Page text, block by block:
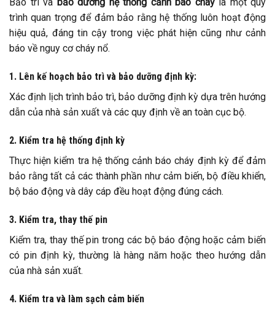
Bảo trì và bảo dưỡng hệ thống cảnh báo cháylà một quy
trình quan trọng để đảm bảo rằng hệ thống luôn hoạt động
hiệu quả, đáng tin cậy trong việc phát hiện cũng như cảnh
báo về nguy cơ cháy nổ.
1. Lên kế hoạch bảo trì và bảo dưỡng định kỳ:
Xác định lịch trình bảo trì, bảo dưỡng định kỳ dựa trên hướng
dẫn của nhà sản xuất và các quy định về an toàn cục bộ.
2. Kiểm tra hệ thống định kỳ
Thực hiện kiểm tra hệ thống cảnh báo cháy định kỳ để đảm
bảo rằng tất cả các thành phần như cảm biến, bộ điều khiển,
bộ báo động và dây cáp đều hoạt động đúng cách.
3. Kiểm tra, thay thế pin
Kiểm tra, thay thế pin trong các bộ báo động hoặc cảm biến
có pin định kỳ, thường là hàng năm hoặc theo hướng dẫn
của nhà sản xuất.
4. Kiểm tra và làm sạch cảm biến